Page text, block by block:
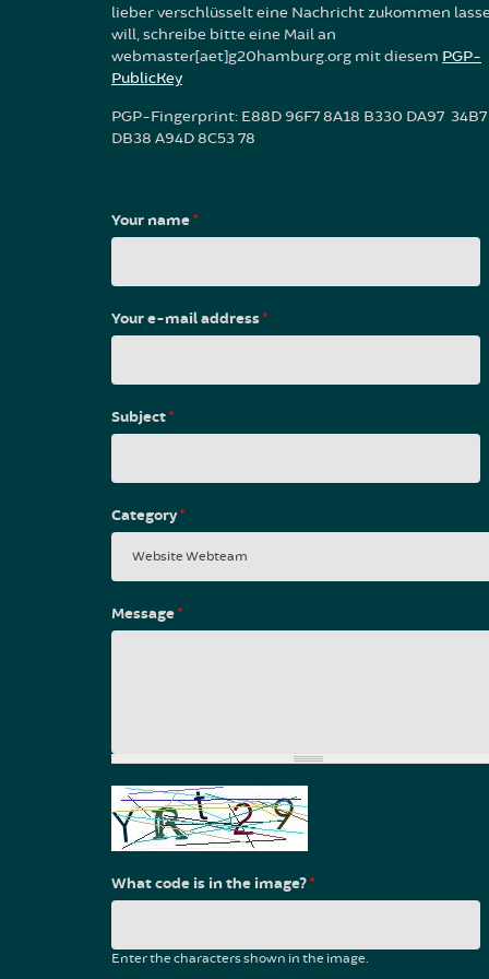
lieber verschlüsselt eine Nachricht zukommen
will, schreibe bitte eine Mail an
webmaster[aet]g20hamburg.org mit diesem PGP-
PublicKey
PGP-Fingerprint: E88D 96F7 8A18 B330 DA97 34B7
DB38 A94D 8C53 78
Your name*
Your e-mail address*
Subject*
Category*
Message*
What code is in the image?*
Enter the characters shown in the image.